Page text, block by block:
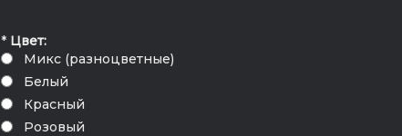
* Цвет:
Микс (разноцветные)
Белый
Красный
Розовый